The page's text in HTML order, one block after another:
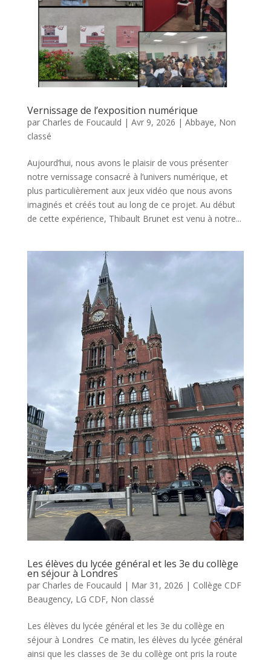
Vernissage de l’exposition numérique
par Charles de Foucauld | Avr 9, 2026 | Abbaye, Non
classé
Aujourd’hui, nous avons le plaisir de vous présenter
notre vernissage consacré à l’univers numérique, et
plus particulièrement aux jeux vidéo que nous avons
imaginés et créés tout au long de ce projet. Au début
de cette expérience, Thibault Brunet est venu à notre...
Les élèves du lycée général et les 3e du collège
en séjour à Londres
par Charles de Foucauld | Mar 31, 2026 | Collège CDF
Beaugency, LG CDF, Non classé
Les élèves du lycée général et les 3e du collège en
séjour à Londres Ce matin, les élèves du lycée général
ainsi que les classes de 3e du collège ont pris la route